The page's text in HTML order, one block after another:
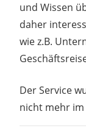
und Wissen
daher
wie z.B.
Der Service
nicht mehr